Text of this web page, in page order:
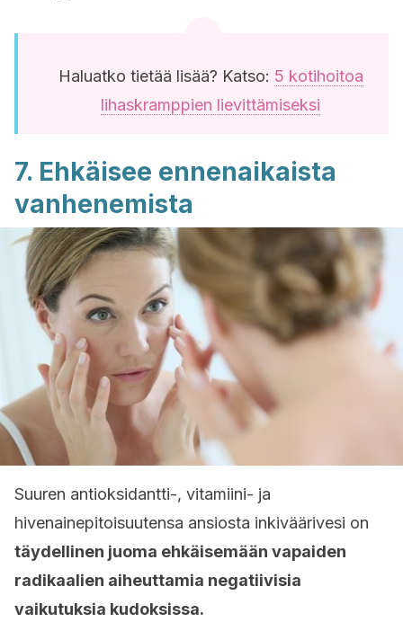
Haluatko tietää lisää? Katso: 5 kotihoitoa
lihaskramppien lievittämiseksi
7. Ehkäisee ennenaikaista
vanhenemista
Suuren antioksidantti-, vitamiini- ja
hivenainepitoisuutensa ansiosta inkiväärivesi on
täydellinen juoma ehkäisemään vapaiden
radikaalien aiheuttamia negatiivisia
vaikutuksia kudoksissa.